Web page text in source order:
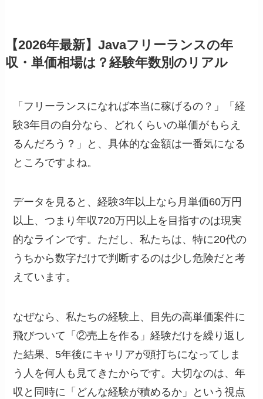
【2026年最新】Javaフリーランスの年
収・単価相場は？経験年数別のリアル
「フリーランスになれば本当に稼げるの？」「経
験3年目の自分なら、どれくらいの単価がもらえ
るんだろう？」と、具体的な金額は一番気になる
ところですよね。
データを見ると、経験3年以上なら月単価60万円
以上、つまり年収720万円以上を目指すのは現実
的なラインです。ただし、私たちは、特に20代の
うちから数字だけで判断するのは少し危険だと考
えています。
なぜなら、私たちの経験上、目先の高単価案件に
飛びついて「②売上を作る」経験だけを繰り返し
た結果、5年後にキャリアが頭打ちになってしま
う人を何人も見てきたからです。大切なのは、年
収と同時に「どんな経験が積めるか」という視点